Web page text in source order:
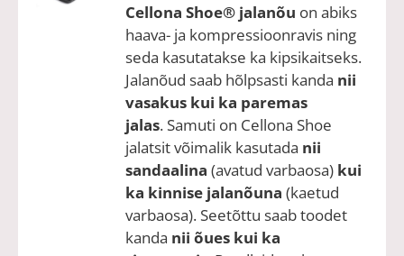
Cellona Shoe® jalanõu on abiks
haava- ja kompressioonravis ning
seda kasutatakse ka kipsikaitseks.
Jalanõud saab hõlpsasti kanda nii
vasakus kui ka paremas
jalas. Samuti on Cellona Shoe
jalatsit võimalik kasutada nii
sandaalina (avatud varbaosa) kui
ka kinnise jalanõuna (kaetud
varbaosa). Seetõttu saab toodet
kanda nii õues kui ka